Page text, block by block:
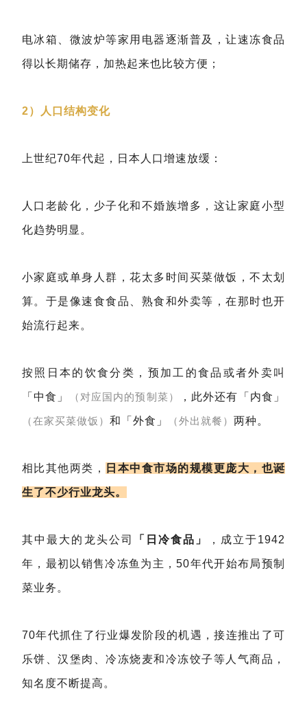
电冰箱、微波炉等家用电器逐渐普及，让速冻食品
得以长期储存，加热起来也比较方便；
2）人口结构变化
上世纪70年代起，日本人口增速放缓：
人口老龄化，少子化和不婚族增多，这让家庭小型
化趋势明显。
小家庭或单身人群，花太多时间买菜做饭，不太划
算。于是像速食食品、熟食和外卖等，在那时也开
始流行起来。
按照日本的饮食分类，预加工的食品或者外卖叫
「中食」 （对应国内的预制菜） ，此外还有「内食」
（在家买菜做饭） 和「外食」 （外出就餐） 两种。
相比其他两类， 日本中食市场的规模更庞大，也诞
生了不少行业龙头。
其中最大的龙头公司 「日冷食品」 ，成立于1942
年，最初以销售冷冻鱼为主，50年代开始布局预制
菜业务。
70年代抓住了行业爆发阶段的机遇，接连推出了可
乐饼、汉堡肉、冷冻烧麦和冷冻饺子等人气商品，
知名度不断提高。